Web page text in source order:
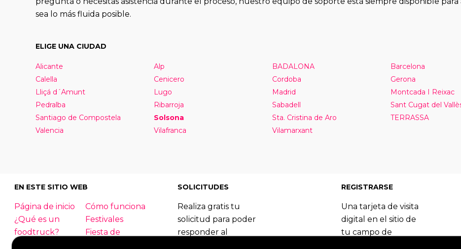
sea lo más fluida posible.
ELIGE UNA CIUDAD
Alicante Alp BADALONA Barcelona
Calella
Cenicero Cordoba Gerona
Lliçá d´Amunt
Lugo Madrid Montcada I Reixac
Pedralba
Ribarroja Sabadell Sant Cugat del
Santiago de Compostela
Solsona Sta. Cristina de Aro TERRASSA
Valencia
Vilafranca Vilamarxant
EN ESTE SITIO WEB
Página de inicio
Cómo funciona
¿Qué es un
foodtruck?
Festivales
Fiesta de
SOLICITUDES
Realiza gratis tu
solicitud para poder
responder al
REGISTRARSE
Una tarjeta de visita
digital en el sitio de
tu campo de